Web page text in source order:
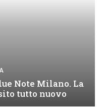
Note Milano. La
tutto nuovo